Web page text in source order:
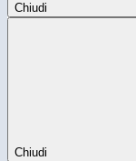
Chiudi
Chiudi